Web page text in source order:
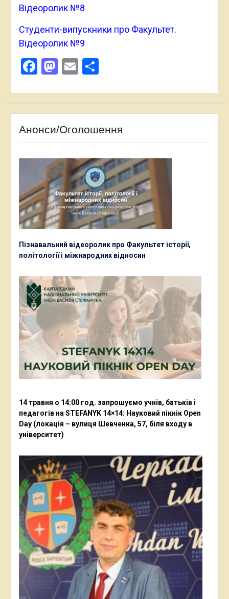
Відеоролик №8
Студенти-випускники про Факультет.
Відеоролик №9
Facebook
Mastodon
EmailПоділитися
Анонси/Оголошення
Пізнавальний відеоролик про Факультет історії,
політології і міжнародних відносин
14 травня о 14:00 год. запрошуємо учнів, батьків і
педагогів на STEFANYK 14×14: Науковий пікнік Open
Day (локація – вулиця Шевченка, 57, біля входу в
університет)